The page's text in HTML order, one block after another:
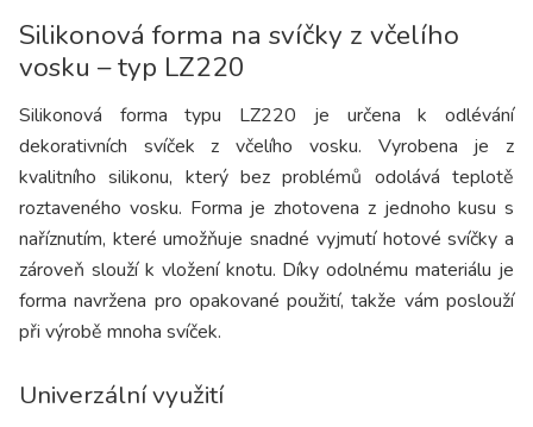
Silikonová forma na svíčky z včelího
vosku – typ LZ220
Silikonová forma typu LZ220 je určena k odlévání
dekorativních svíček z včelího vosku. Vyrobena je z
kvalitního silikonu, který bez problémů odolává teplotě
roztaveného vosku. Forma je zhotovena z jednoho kusu s
naříznutím, které umožňuje snadné vyjmutí hotové svíčky a
zároveň slouží k vložení knotu. Díky odolnému materiálu je
forma navržena pro opakované použití, takže vám poslouží
při výrobě mnoha svíček.
Univerzální využití